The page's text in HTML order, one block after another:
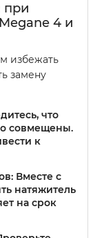
при
4 и
избежать
замену
что
совмещены.
к
Вместе с
натяжитель
на срок